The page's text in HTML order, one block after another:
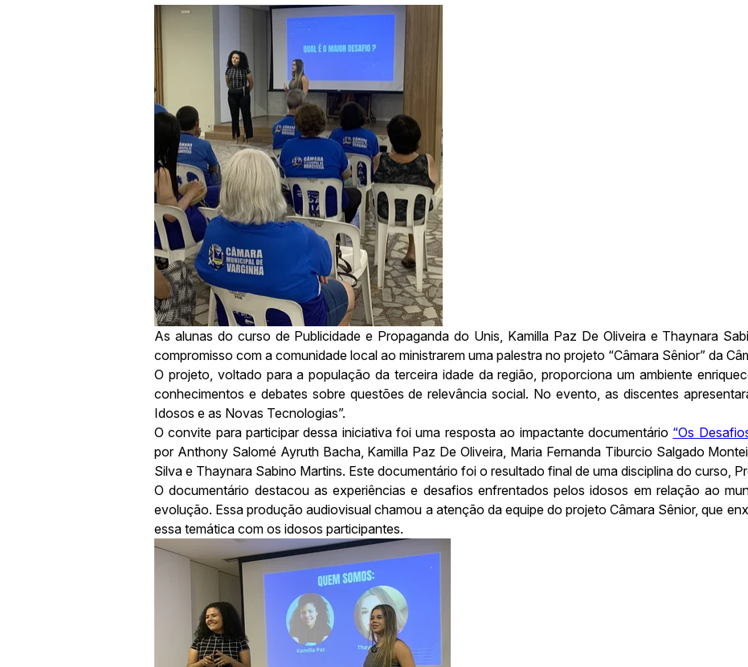
As alunas do curso de Publicidade e Propaganda do Unis, Kamilla Paz De Oliveira e Thaynara
compromisso com a comunidade local ao ministrarem uma palestra no projeto “Câmara Sênior” da
O projeto, voltado para a população da terceira idade da região, proporciona um ambiente
conhecimentos e debates sobre questões de relevância social. No evento, as discentes
Idosos e as Novas Tecnologias”.
O convite para participar dessa iniciativa foi uma resposta ao impactante documentário “Os
por Anthony Salomé Ayruth Bacha, Kamilla Paz De Oliveira, Maria Fernanda Tiburcio Salgado
Silva e Thaynara Sabino Martins. Este documentário foi o resultado final de uma disciplina do curso,
O documentário destacou as experiências e desafios enfrentados pelos idosos em relação ao
evolução. Essa produção audiovisual chamou a atenção da equipe do projeto Câmara Sênior, que
essa temática com os idosos participantes.